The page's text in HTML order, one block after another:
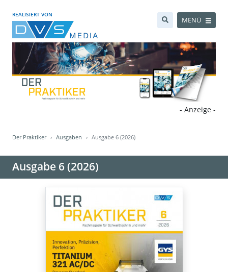
REALISIERT VON
MENÜ
- Anzeige -
Der Praktiker Ausgaben Ausgabe 6 (2026)
Ausgabe 6 (2026)